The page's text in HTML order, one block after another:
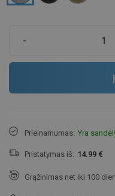
-
Prieinamumas: Yra
Pristatymas iš: 14.99 €
Grąžinimas net iki 100